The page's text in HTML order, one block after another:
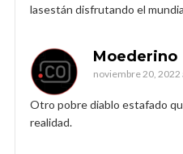
lasestán disfrutando el
Moederino
noviembre 20, 2022
Otro pobre diablo estafado
realidad.